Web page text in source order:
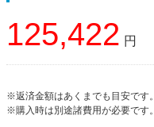
125,422 円
※返済金額はあくまでも目安です。
※購入時は別途諸費用が必要です。